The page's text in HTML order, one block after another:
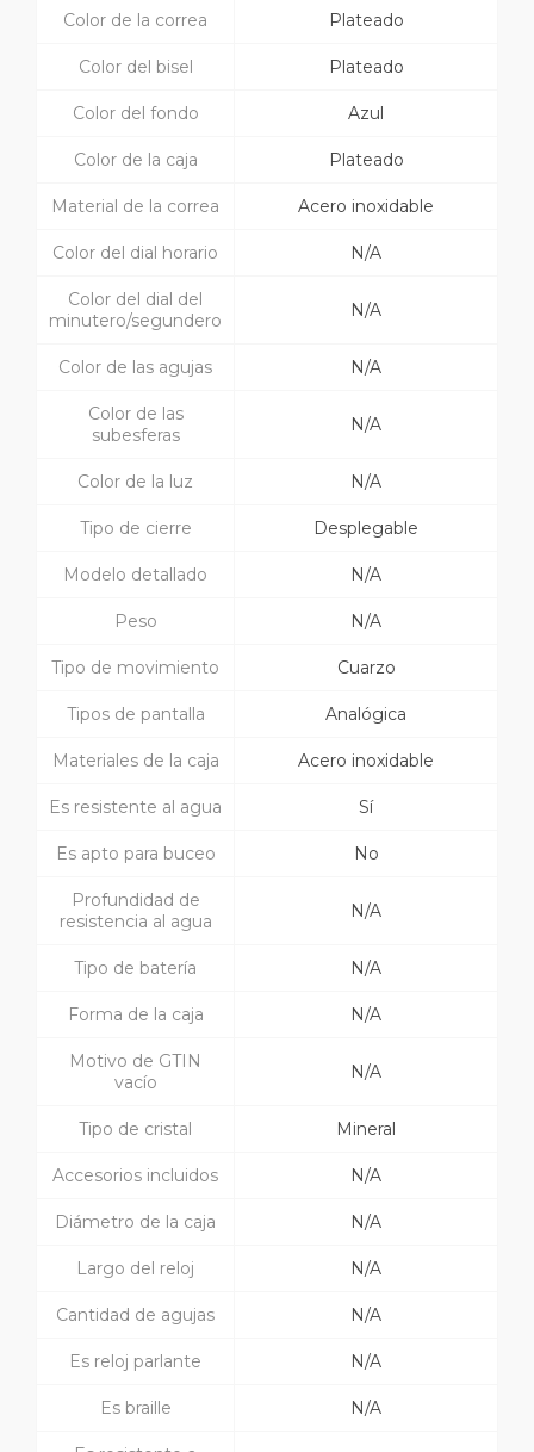
Color de la correa Plateado
Color del bisel Plateado
Color del fondo Azul
Color de la caja Plateado
Material de la correa Acero inoxidable
Color del dial horario N/A
Color del dial del
minutero/segundero
N/A
Color de las agujas N/A
Color de las
subesferas
N/A
Color de la luz N/A
Tipo de cierre Desplegable
Modelo detallado N/A
Peso N/A
Tipo de movimiento Cuarzo
Tipos de pantalla Analógica
Materiales de la caja Acero inoxidable
Es resistente al agua Sí
Es apto para buceo No
Profundidad de
resistencia al agua
N/A
Tipo de batería N/A
Forma de la caja N/A
Motivo de GTIN
vacío
N/A
Tipo de cristal Mineral
Accesorios incluidos N/A
Diámetro de la caja N/A
Largo del reloj N/A
Cantidad de agujas N/A
Es reloj parlante N/A
Es braille N/A